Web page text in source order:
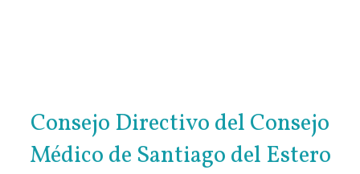
Consejo Directivo del Consejo
Médico de Santiago del Estero